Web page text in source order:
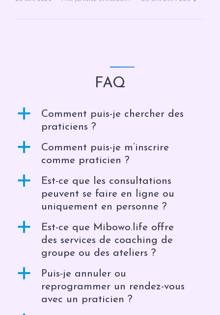
FAQ
a
Comment puis-je chercher des
praticiens ?
a
Comment puis-je m’inscrire
comme praticien ?
a
Est-ce que les consultations
peuvent se faire en ligne ou
uniquement en personne ?
a
Est-ce que Mibowo.life offre
des services de coaching de
groupe ou des ateliers ?
a
Puis-je annuler ou
reprogrammer un rendez-vous
avec un praticien ?